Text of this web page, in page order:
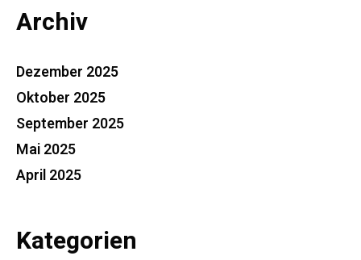
Archiv
Dezember 2025
Oktober 2025
September 2025
Mai 2025
April 2025
Kategorien